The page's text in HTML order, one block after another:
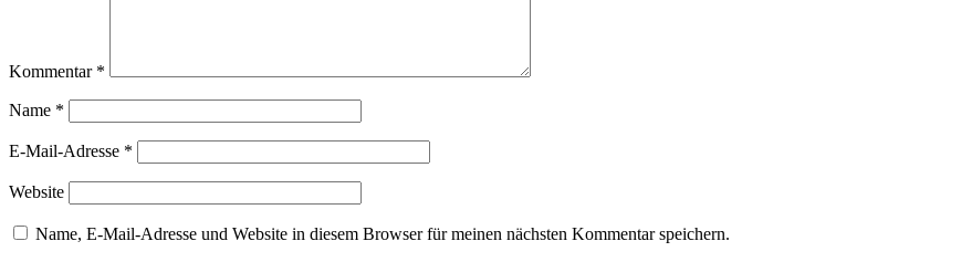
Kommentar *
Name *
E-Mail-Adresse *
Website
Name, E-Mail-Adresse und Website in diesem Browser für meinen nächsten Kommentar speichern.